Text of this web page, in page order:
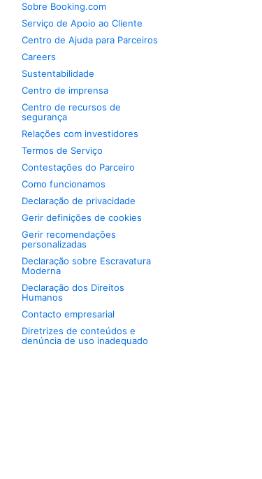
Sobre Booking.com
Serviço de Apoio ao Cliente
Centro de Ajuda para Parceiros
Careers
Sustentabilidade
Centro de imprensa
Centro de recursos de
segurança
Relações com investidores
Termos de Serviço
Contestações do Parceiro
Como funcionamos
Declaração de privacidade
Gerir definições de cookies
Gerir recomendações
personalizadas
Declaração sobre Escravatura
Moderna
Declaração dos Direitos
Humanos
Contacto empresarial
Diretrizes de conteúdos e
denúncia de uso inadequado